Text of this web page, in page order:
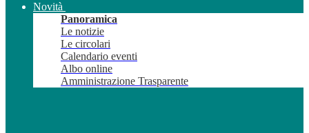
Novità
Panoramica
Le notizie
Le circolari
Calendario eventi
Albo online
Amministrazione Trasparente